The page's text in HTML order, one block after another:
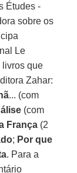
Études -
sobre os
Le
livros que
Zahar:
... (com
(com
França (2
; Por que
. Para a